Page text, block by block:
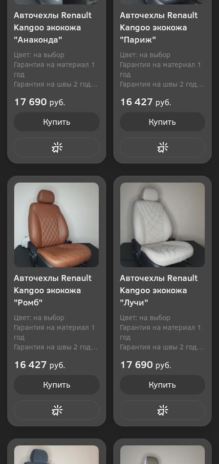
Авточехлы Renault
Kangoo экокожа
"Анаконда"
Цвет: на выбор
Гарантия на материал 1
год
Гарантия на швы 2 года
17 690 руб.
Купить
Авточехлы Renault
Kangoo экокожа
"Париж"
Цвет: на выбор
Гарантия на материал 1
год
Гарантия на швы 2 года
16 427 руб.
Купить
Авточехлы Renault
Kangoo экокожа
"Ромб"
Цвет: на выбор
Гарантия на материал 1
год
Гарантия на швы 2 года
16 427 руб.
Купить
Авточехлы Renault
Kangoo экокожа
"Лучи"
Цвет: на выбор
Гарантия на материал 1
год
Гарантия на швы 2 года
17 690 руб.
Купить